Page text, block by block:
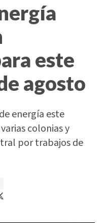
este
agosto
energía este
colonias y
por trabajos de